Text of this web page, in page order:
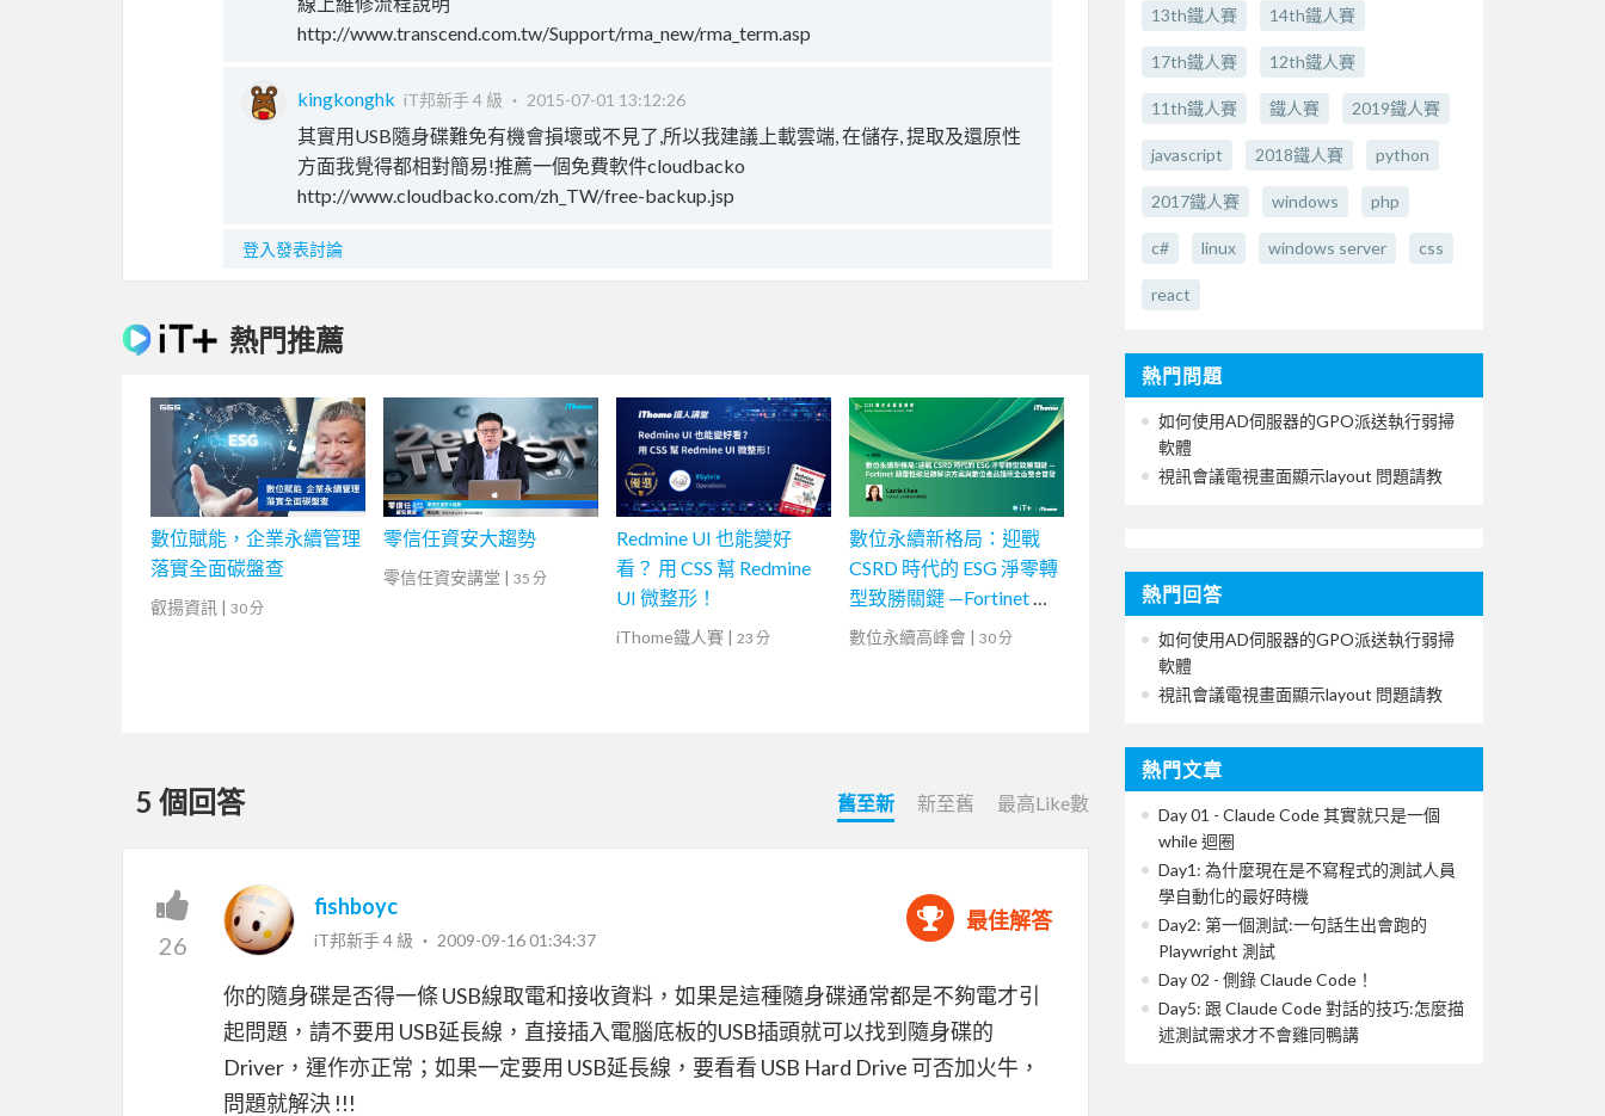
http://www.transcend.com.tw/Support/rma_new/rma_term.asp
kingkonghk iT邦新手 4 級 ‧ 2015-07-01 13:12:26
其實用USB隨身碟難免有機會損壞或不見了,所以我建議上載雲端, 在儲存, 提取及還原性
方面我覺得都相對簡易!推薦一個免費軟件cloudbacko
http://www.cloudbacko.com/zh_TW/free-backup.jsp
登入發表討論
熱門推薦
數位賦能，企業永續管理
落實全面碳盤查
叡揚資訊 | 30 分
零信任資安大趨勢
零信任資安講堂 | 35 分
Redmine UI 也能變好
看？ 用 CSS 幫 Redmine
UI 微整形！
iThome鐵人賽 | 23 分
數位永續新格局：迎戰
CSRD 時代的 ESG 淨零轉
型致勝關鍵 —Fortinet 顛
覆性碳足跡解決方案與數
數位永續高峰會 | 30 分
5 個回答 舊至新 新至舊 最高Like數
26
fishboyc
iT邦新手 4 級 ‧ 2009-09-16 01:34:37
最佳解答
你的隨身碟是否得一條 USB線取電和接收資料，如果是這種隨身碟通常都是不夠電才引
起問題，請不要用 USB延長線，直接插入電腦底板的USB插頭就可以找到隨身碟的
Driver，運作亦正常；如果一定要用 USB延長線，要看看 USB Hard Drive 可否加火牛，
問題就解決 !!!
13th鐵人賽 14th鐵人賽
17th鐵人賽 12th鐵人賽
11th鐵人賽 鐵人賽 2019鐵人賽
javascript 2018鐵人賽 python
2017鐵人賽 windows php
c# linux windows server css
react
熱門問題
如何使用AD伺服器的GPO派送執行弱掃
軟體
視訊會議電視畫面顯示layout 問題請教
熱門回答
如何使用AD伺服器的GPO派送執行弱掃
軟體
視訊會議電視畫面顯示layout 問題請教
熱門文章
Day 01 - Claude Code 其實就只是一個
while 迴圈
Day1: 為什麼現在是不寫程式的測試人員
學自動化的最好時機
Day2: 第一個測試:一句話生出會跑的
Playwright 測試
Day 02 - 側錄 Claude Code！
Day5: 跟 Claude Code 對話的技巧:怎麼描
述測試需求才不會雞同鴨講